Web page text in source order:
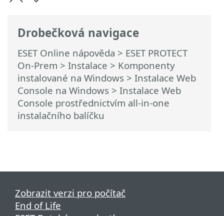
Drobečková navigace
ESET Online nápověda > ESET PROTECT
On-Prem > Instalace > Komponenty
instalované na Windows > Instalace Web
Console na Windows > Instalace Web
Console prostřednictvím all-in-one
instalačního balíčku
Zobrazit verzi pro počítač
End of Life